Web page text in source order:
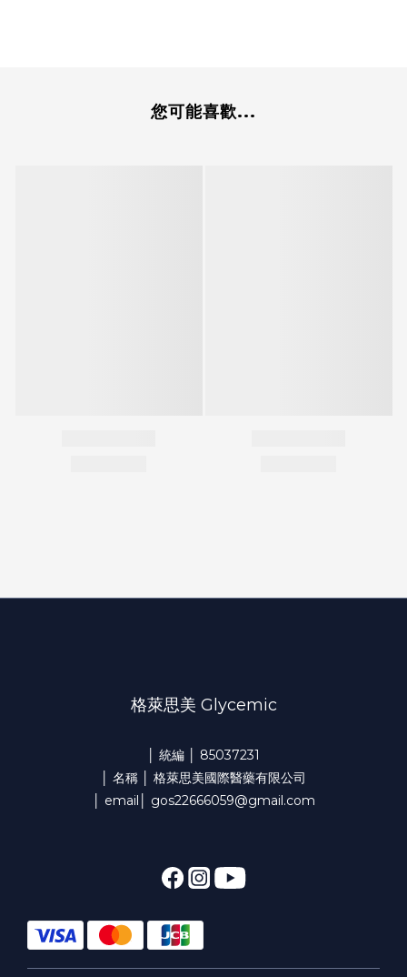
您可能喜歡...
格萊思美 Glycemic
│ 統編 │ 85037231
│ 名稱 │ 格萊思美國際醫藥有限公司
│ email│ gos22666059@gmail.com